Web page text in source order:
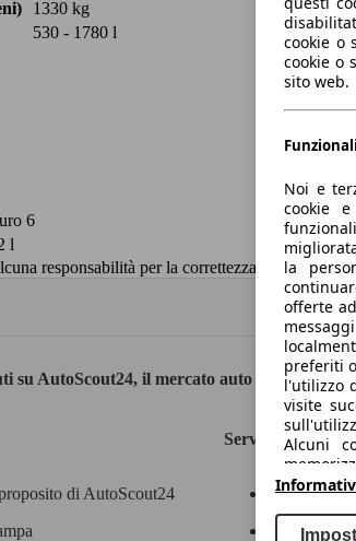
1330 kg
530 - 1780 l
6
l
responsabilità per la correttezza dei dati.
su AutoScout24, il mercato auto europeo.
di AutoScout24
Servizi
Contatti
Marche e
cookie o
cookie o
sito web.
Noi e
cookie
la
offerte
preferiti
l'utilizzo
visite
Alcuni